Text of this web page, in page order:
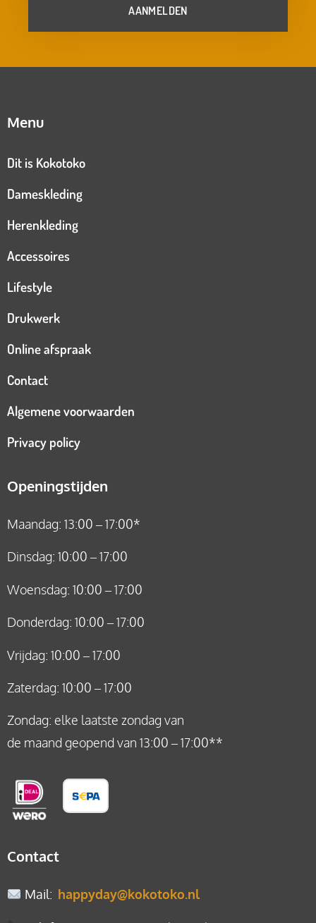
AANMELDEN
Menu
Dit is Kokotoko
Dameskleding
Herenkleding
Accessoires
Lifestyle
Drukwerk
Online afspraak
Contact
Algemene voorwaarden
Privacy policy
Openingstijden
Maandag: 13:00 – 17:00*
Dinsdag: 10:00 – 17:00
Woensdag: 10:00 – 17:00
Donderdag: 10:00 – 17:00
Vrijdag: 10:00 – 17:00
Zaterdag: 10:00 – 17:00
Zondag: elke laatste zondag van
de maand geopend van 13:00 – 17:00**
Contact
Mail: happyday@kokotoko.nl